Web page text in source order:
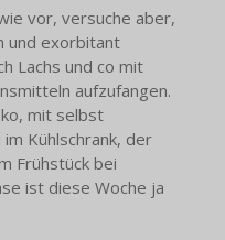
vor, versuche aber,
und exorbitant
Lachs und co mit
aufzufangen.
mit selbst
Kühlschrank, der
Frühstück bei
ist diese Woche ja